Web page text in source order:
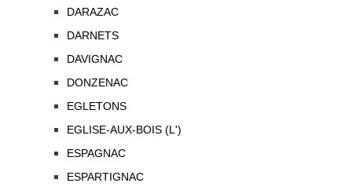
DARAZAC
DARNETS
DAVIGNAC
DONZENAC
EGLETONS
EGLISE-AUX-BOIS (L')
ESPAGNAC
ESPARTIGNAC